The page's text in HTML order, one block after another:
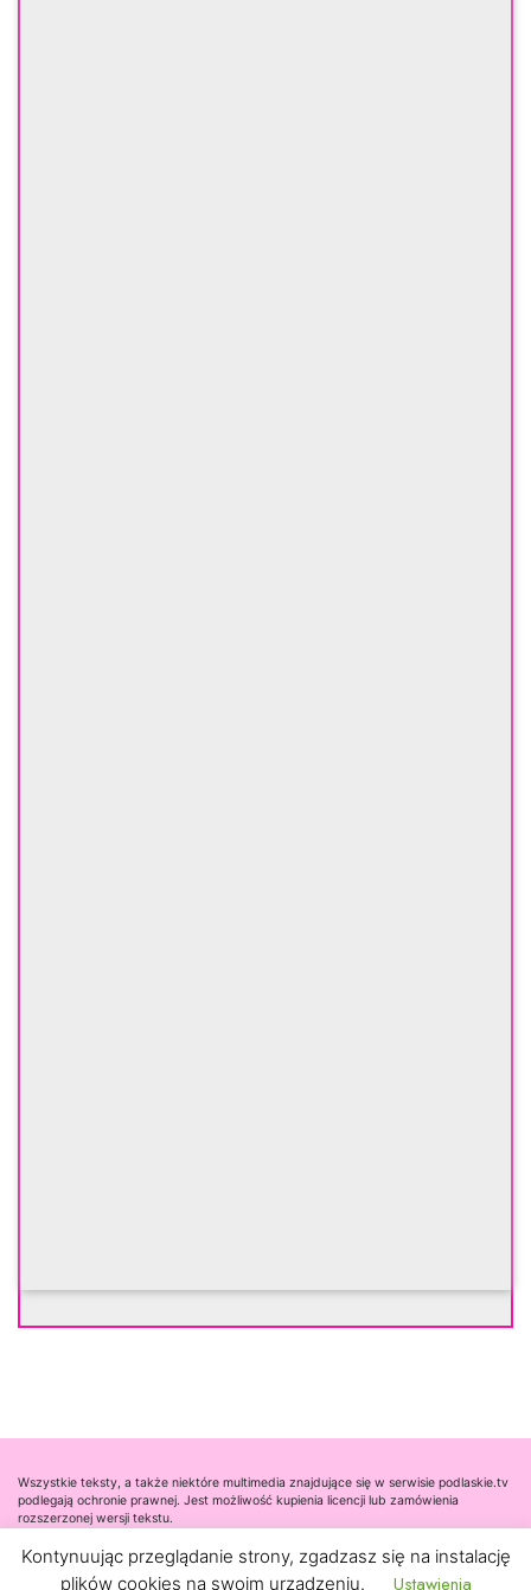
Wszystkie teksty, a także niektóre multimedia znajdujące się w serwisie podlaskie.tv
podlegają ochronie prawnej. Jest możliwość kupienia licencji lub zamówienia
rozszerzonej wersji tekstu.
Współpraca
Kontynuując przeglądanie strony, zgadzasz się na instalację
plików cookies na swoim urządzeniu.
Ustawienia